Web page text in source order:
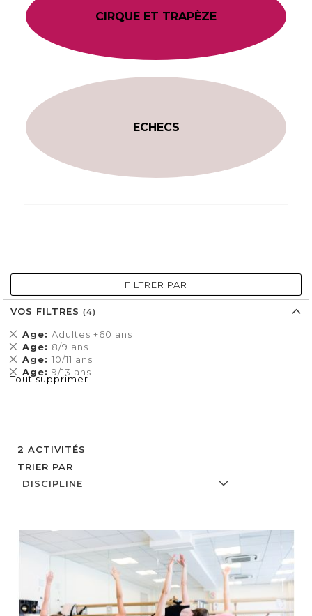
CIRQUE ET TRAPÈZE
ECHECS
2 ACTIVITÉS
TRIER PAR
FILTRER PAR
VOS FILTRES
Age Adultes +60 ans
Supprimer
cet
Élément
Age 8/9 ans
Supprimer
cet
Élément
Age 10/11 ans
Supprimer
cet
Élément
Age 9/13 ans
Supprimer
cet
Tout supprimer